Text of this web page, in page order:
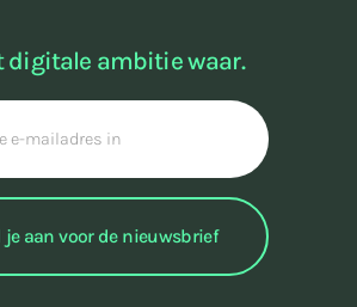
digitale ambitie waar.